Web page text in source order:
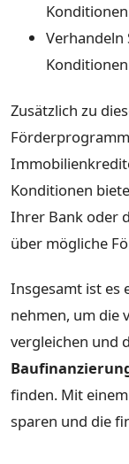
Verhandeln
Zusätzlich zu
Konditionen
Ihrer Bank oder
über mögliche
Insgesamt ist es
nehmen, um die
vergleichen und
finden. Mit
sparen und die